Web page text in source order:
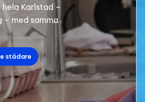
Karlstad –
– med samma
städare